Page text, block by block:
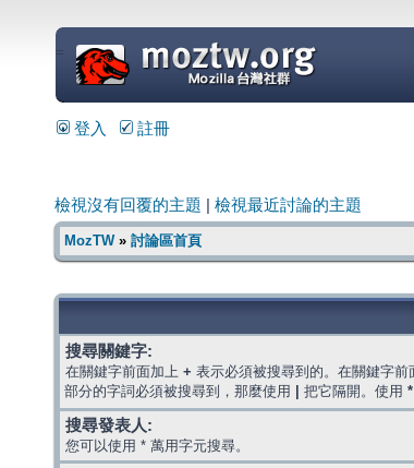
=
登入 註冊
檢視沒有回覆的主題 檢視最近討論的主題
MozTW» 討論區首頁
搜尋關鍵字:
在關鍵字前面加上 + 表示必須被搜尋到的。在關鍵字前
部分的字詞必須被搜尋到，那麼使用
把它隔開。使用 *
搜尋發表人:
您可以使用 * 萬用字元搜尋。